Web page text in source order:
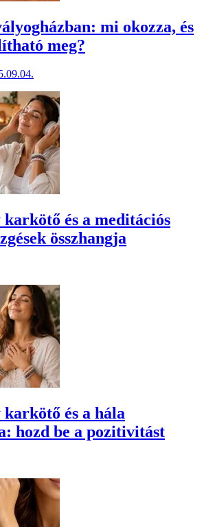
mi okozza, és
meg?
karkötő és a meditációs
összhangja
karkötő és a hála
hozd be a pozitivitást